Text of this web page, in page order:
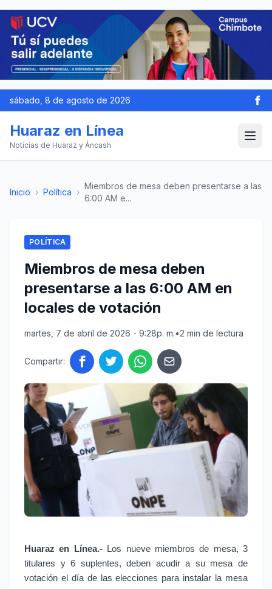
sábado, 8 de agosto de 2026
Huaraz en Línea
Noticias de Huaraz y Áncash
Inicio › Política ›
Miembros de mesa deben presentarse a las
6:00 AM e...
POLÍTICA
Miembros de mesa deben
presentarse a las 6:00 AM en
locales de votación
martes, 7 de abril de 2026 - 9:28p. m.•2 min de lectura
Compartir:
Huaraz en Línea.-
Los nueve miembros de mesa, 3
titulares y 6 suplentes, deben acudir a su mesa de
votación el día de las elecciones para instalar la mesa